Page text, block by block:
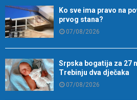
Ko sve ima pravo na
prvog stana?
07/08/2026
Srpska bogatija za 27
Trebinju dva dječaka
07/08/2026